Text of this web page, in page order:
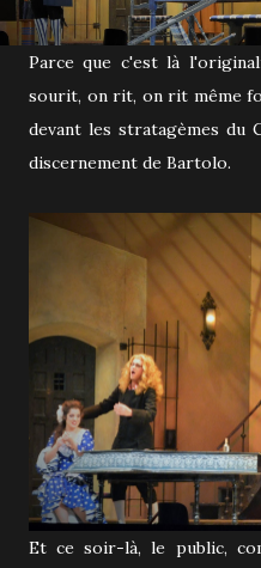
Parce que c'est là
sourit, on rit, on rit même
devant les stratagèmes du
discernement de Bartolo.
Et ce soir-là, le public,